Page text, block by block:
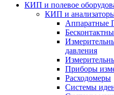
КИП и полевое
КИП и
Аппаратные
давления
Приборы
Расходомеры
Системы